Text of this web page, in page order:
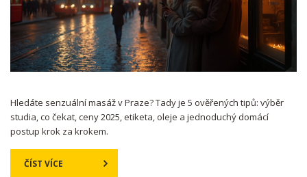
Hledáte senzuální masáž v Praze? Tady je 5 ověřených tipů: výběr
studia, co čekat, ceny 2025, etiketa, oleje a jednoduchý domácí
postup krok za krokem.
ČÍST VÍCE